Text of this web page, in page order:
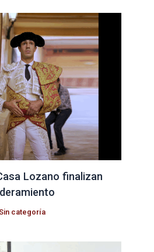
Lozano finalizan
categoría